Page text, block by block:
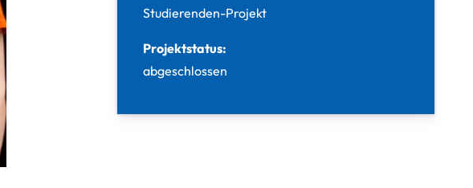
Studierenden-Projekt
Projektstatus:
abgeschlossen